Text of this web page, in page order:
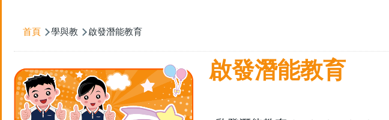
航
連
結
首頁 學與教 啟發潛能教育
啟發潛能教育
Main
navigation